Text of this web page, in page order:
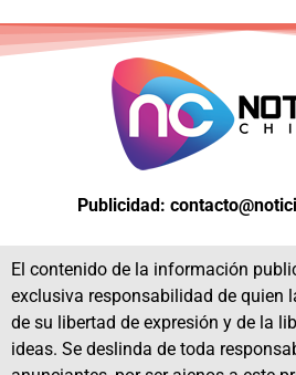
Publicidad:
El contenido de la información
exclusiva responsabilidad de quien
de su libertad de expresión y de la
ideas. Se deslinda de toda